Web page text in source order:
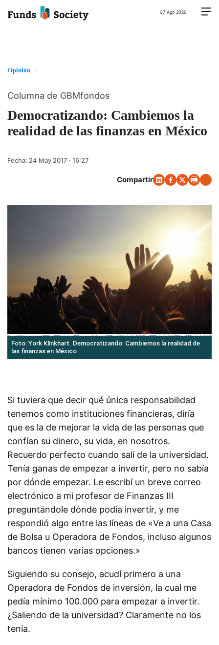
07 Ago 2026
Opinión
Democratizando: Cambiemos la
realidad de las finanzas en México
Columna de GBMfondos
Fecha: 24 May 2017 · 16:27
Compartir
Foto: York Klinkhart. Democratizando: Cambiemos la realidad de
las finanzas en México
Si tuviera que decir qué única responsabilidad
tenemos como instituciones financieras, diría
que es la de mejorar la vida de las personas que
confían su dinero, su vida, en nosotros.
Recuerdo perfecto cuando salí de la universidad.
Tenía ganas de empezar a invertir, pero no sabía
por dónde empezar. Le escribí un breve correo
electrónico a mi profesor de Finanzas III
preguntándole dónde podía invertir, y me
respondió algo entre las líneas de «Ve a una Casa
de Bolsa u Operadora de Fondos, incluso algunos
bancos tienen varias opciones.»
Siguiendo su consejo, acudí primero a una
Operadora de Fondos de inversión, la cual me
pedía mínimo 100.000 para empezar a invertir.
¿Saliendo de la universidad? Claramente no los
tenía.